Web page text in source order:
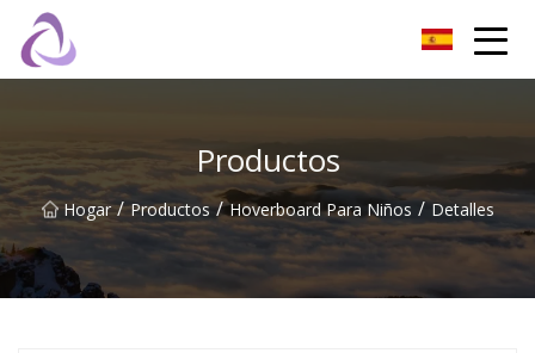
Productos
Hogar / Productos / Hoverboard Para Niños / Detalles